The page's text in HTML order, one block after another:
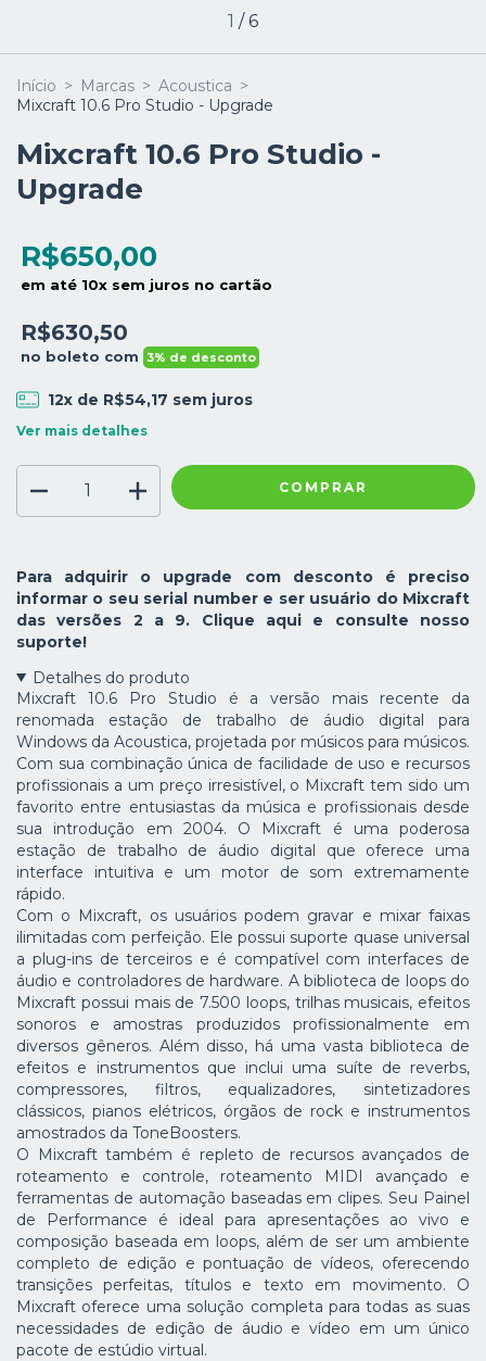
1 /6
Início > Marcas > Acoustica >
Mixcraft 10.6 Pro Studio - Upgrade
Mixcraft 10.6 Pro Studio -
Upgrade
R$650,00
em até 10x sem juros no cartão
R$630,50
no boleto com 3% de desconto
12x de R$54,17 sem juros
Ver mais detalhes
COMPRAR
Para adquirir o upgrade com desconto é preciso
informar o seu serial number e ser usuário do Mixcraft
das versões 2 a 9. Clique aqui e consulte nosso
suporte!
Detalhes do produto
Mixcraft 10.6 Pro Studio é a versão mais recente da
renomada estação de trabalho de áudio digital para
Windows da Acoustica, projetada por músicos para músicos.
Com sua combinação única de facilidade de uso e recursos
profissionais a um preço irresistível, o Mixcraft tem sido um
favorito entre entusiastas da música e profissionais desde
sua introdução em 2004. O Mixcraft é uma poderosa
estação de trabalho de áudio digital que oferece uma
interface intuitiva e um motor de som extremamente
rápido.
Com o Mixcraft, os usuários podem gravar e mixar faixas
ilimitadas com perfeição. Ele possui suporte quase universal
a plug-ins de terceiros e é compatível com interfaces de
áudio e controladores de hardware. A biblioteca de loops do
Mixcraft possui mais de 7.500 loops, trilhas musicais, efeitos
sonoros e amostras produzidos profissionalmente em
diversos gêneros. Além disso, há uma vasta biblioteca de
efeitos e instrumentos que inclui uma suíte de reverbs,
compressores, filtros, equalizadores, sintetizadores
clássicos, pianos elétricos, órgãos de rock e instrumentos
amostrados da ToneBoosters.
O Mixcraft também é repleto de recursos avançados de
roteamento e controle, roteamento MIDI avançado e
ferramentas de automação baseadas em clipes. Seu Painel
de Performance é ideal para apresentações ao vivo e
composição baseada em loops, além de ser um ambiente
completo de edição e pontuação de vídeos, oferecendo
transições perfeitas, títulos e texto em movimento. O
Mixcraft oferece uma solução completa para todas as suas
necessidades de edição de áudio e vídeo em um único
pacote de estúdio virtual.